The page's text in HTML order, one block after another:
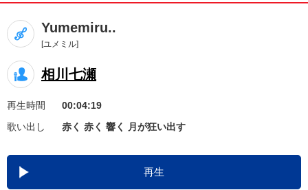
カラオケ＠DAM
ユーザー検索
キャンペーン
お知らせ よくあるご質問
DAMの新曲・ランキングなど
カラオケ最新情報をチェック！
Yumemiru..
[ユメミル]
相川七瀬
再生時間
00:04:19
歌い出し
赤く 赤く 響く 月が狂い出す
再生